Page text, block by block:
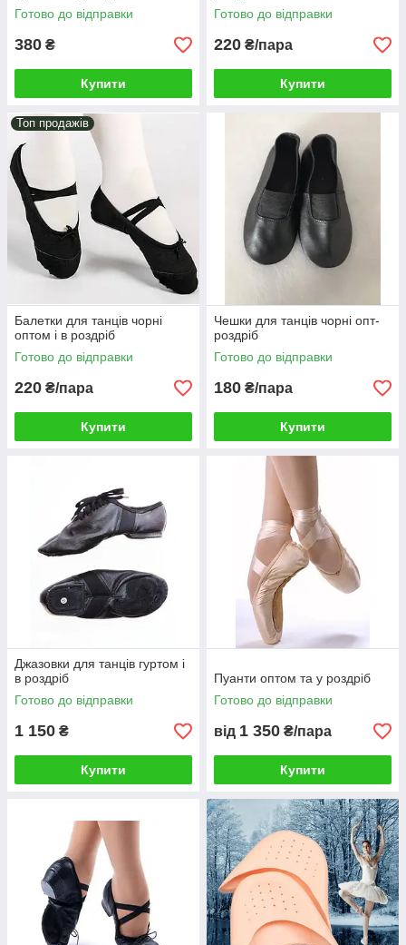
Готово до відправки
380 ₴
Купити
Готово до відправки
220 ₴/пара
Купити
Топ продажів
Балетки для танців чорні
оптом і в роздріб
Готово до відправки
220 ₴/пара
Купити
Чешки для танців чорні опт-
роздріб
Готово до відправки
180 ₴/пара
Купити
Джазовки для танців гуртом і
в роздріб
Готово до відправки
1 150 ₴
Купити
Пуанти оптом та у роздріб
Готово до відправки
від 1 350 ₴/пара
Купити